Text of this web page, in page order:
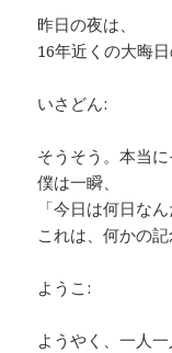
昨日の夜は、
16年近くの大晦
いさどん:
そうそう。本当に
僕は一瞬、
「今日は何日な
これは、何かの
ようこ:
ようやく、一人一